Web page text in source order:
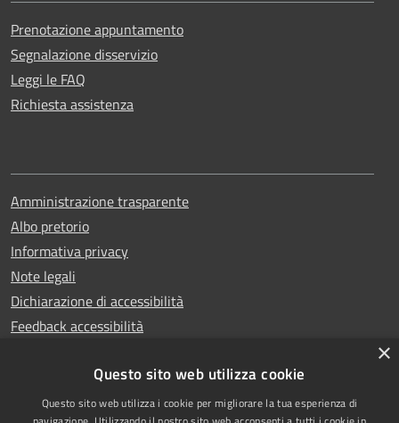
Prenotazione appuntamento
Segnalazione disservizio
Leggi le FAQ
Richiesta assistenza
Amministrazione trasparente
Albo pretorio
Informativa privacy
Note legali
Dichiarazione di accessibilità
Feedback accessibilità
RSS Copyright © 2025
×
Questo sito web utilizza cookie
Questo sito web utilizza i cookie per migliorare la tua esperienza di